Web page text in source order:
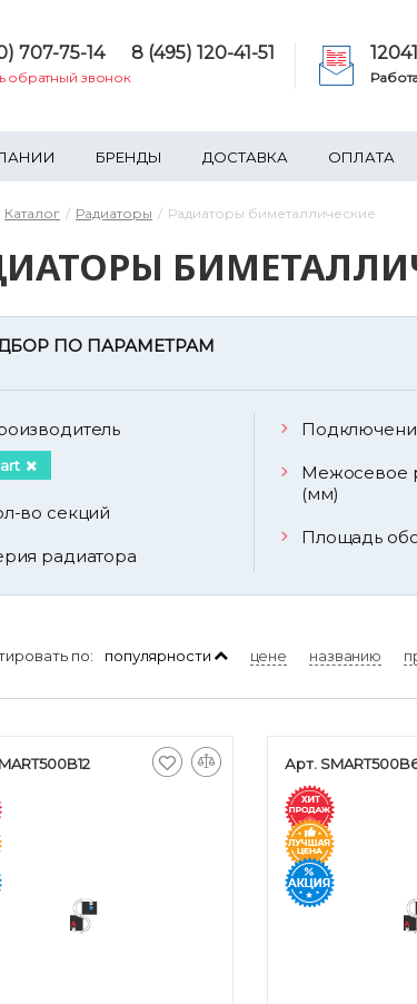
707-75-14 8 (495) 120-41-51
обратный звонок
БРЕНДЫ ДОСТАВКА ОПЛАТА
Каталог Радиаторы Радиаторы биметаллические
ПО ПАРАМЕТРАМ
во секций
радиатора
Межосевое
(мм)
Площадь
по: популярности цене названию
Арт.